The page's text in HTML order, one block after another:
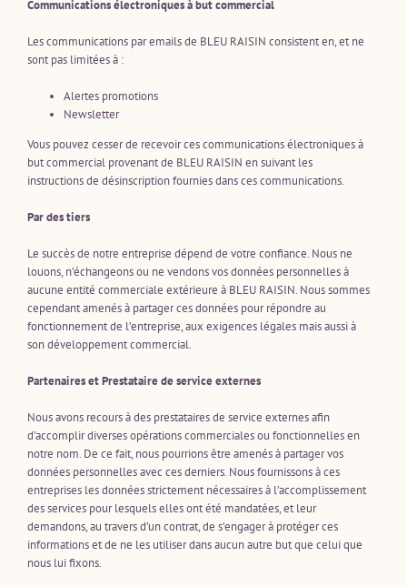
Communications électroniques à but commercial
Les communications par emails de BLEU RAISIN consistent en, et ne
sont pas limitées à :
Alertes promotions
Newsletter
Vous pouvez cesser de recevoir ces communications électroniques à
but commercial provenant de BLEU RAISIN en suivant les
instructions de désinscription fournies dans ces communications.
Par des tiers
Le succès de notre entreprise dépend de votre confiance. Nous ne
louons, n’échangeons ou ne vendons vos données personnelles à
aucune entité commerciale extérieure à BLEU RAISIN. Nous sommes
cependant amenés à partager ces données pour répondre au
fonctionnement de l’entreprise, aux exigences légales mais aussi à
son développement commercial.
Partenaires et Prestataire de service externes
Nous avons recours à des prestataires de service externes afin
d’accomplir diverses opérations commerciales ou fonctionnelles en
notre nom. De ce fait, nous pourrions être amenés à partager vos
données personnelles avec ces derniers. Nous fournissons à ces
entreprises les données strictement nécessaires à l’accomplissement
des services pour lesquels elles ont été mandatées, et leur
demandons, au travers d’un contrat, de s’engager à protéger ces
informations et de ne les utiliser dans aucun autre but que celui que
nous lui fixons.